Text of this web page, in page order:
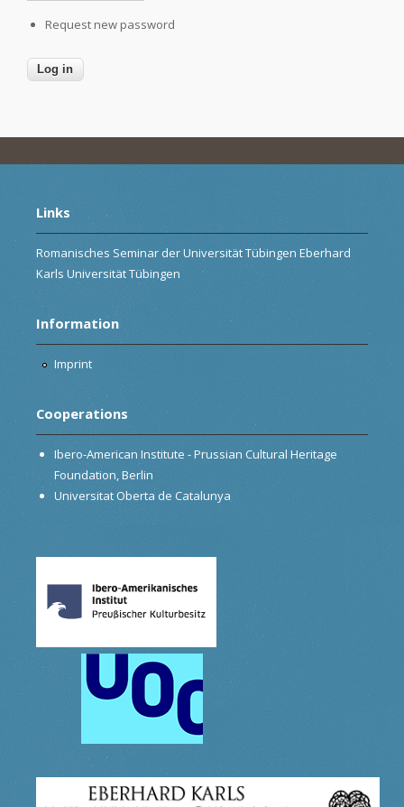
Request new password
Links
Romanisches Seminar der Universität Tübingen Eberhard
Karls Universität Tübingen
Information
Imprint
Cooperations
Ibero-American Institute - Prussian Cultural Heritage
Foundation, Berlin
Universitat Oberta de Catalunya